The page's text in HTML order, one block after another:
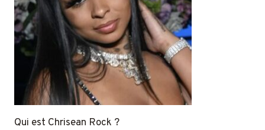
Qui est Chrisean Rock ?